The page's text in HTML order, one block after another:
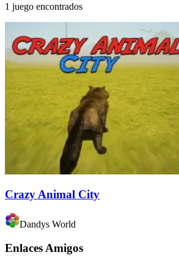
1 juego encontrados
Crazy Animal City
Dandys World
Enlaces Amigos